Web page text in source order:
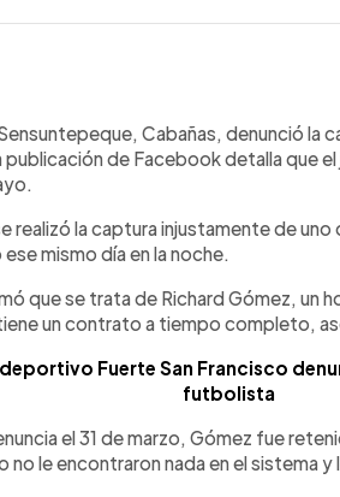
artículo
Cabañas, denunció la
de Facebook detalla que
realizó la captura injustamente de
mismo día en la noche.
que se trata de Richard Gómez, un
un contrato a tiempo completo,
deportivo Fuerte San Francisco
futbolista
el 31 de marzo, Gómez fue
le encontraron nada en el sistema y